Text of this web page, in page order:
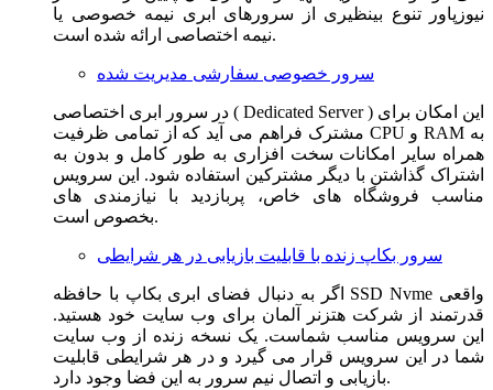
نیوزپاور تنوع بینظیری از سرورهای ابری نیمه خصوصی یا
نیمه اختصاصی ارائه شده است.
سرور خصوصی سفارشی مدیریت شده
در سرور ابری اختصاصی ( Dedicated Server ) این امکان برای
مشترک فراهم می آید که از تمامی ظرفیت CPU و RAM به
همراه سایر امکانات سخت افزاری به طور کامل و بدون به
اشتراک گذاشتن با دیگر مشترکین استفاده شود. این سرویس
مناسب فروشگاه های خاص، پربازدید با نیازمندی های
بخصوص است.
سرور بکاپ زنده با قابلیت بازیابی در هر شرایطی
اگر به دنبال فضای ابری بکاپ با حافظه SSD Nvme واقعی
قدرتمند از شرکت هتزنر آلمان برای وب سایت خود هستید.
این سرویس مناسب شماست. یک نسخه زنده از وب سایت
شما در این سرویس قرار می گیرد و در هر شرایطی قابلیت
بازیابی و اتصال نیم سرور به این فضا وجود دارد.